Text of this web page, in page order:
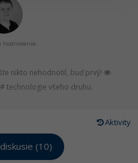
hodnotenie:
nikto nehodnotil, buď prvý!
technologie všeho druhu.
Aktivity
(10)